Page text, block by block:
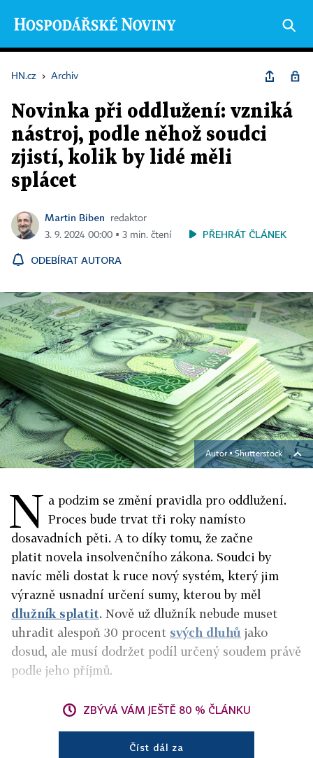
HN.cz › Archiv
Novinka při oddlužení: vzniká
nástroj, podle něhož soudci
zjistí, kolik by lidé měli
splácet
Martin Biben
redaktor
3. 9. 2024 00:00 ▪ 3 min. čtení
PŘEHRÁT ČLÁNEK
ODEBÍRAT AUTORA
Autor ▪Shutterstock
N a podzim se změní pravidla pro oddlužení.
Proces bude trvat tři roky namísto
dosavadních pěti. A to díky tomu, že začne
platit novela insolvenčního zákona. Soudci by
navíc měli dostat k ruce nový systém, který jim
výrazně usnadní určení sumy, kterou by měl
dlužník splatit. Nově už dlužník nebude muset
uhradit alespoň 30 procent svých dluhů jako
dosud, ale musí dodržet podíl určený soudem právě
podle jeho příjmů.
ZBÝVÁ VÁM JEŠTĚ 80 % ČLÁNKU
Číst dál za